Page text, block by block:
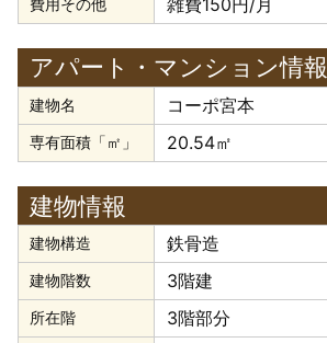
費用その他
アパート・マンション情報
建物名 コーポ宮本
専有面積「㎡」 20.54㎡
建物情報
建物構造 鉄骨造
建物階数 3階建
所在階 3階部分